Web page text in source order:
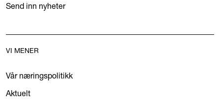
Send inn nyheter
VI MENER
Vår næringspolitikk
Aktuelt